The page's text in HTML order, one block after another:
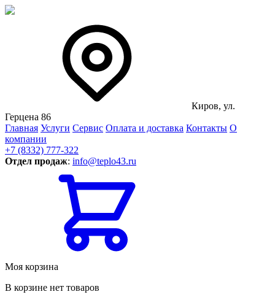
Киров, ул.
Герцена 86
Главная Услуги Сервис Оплата и доставка Контакты О
компании
+7 (8332) 777-322
Отдел продаж: info@teplo43.ru
Моя корзина
В корзине нет товаров